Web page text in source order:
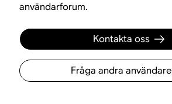
användarforum.
Kontakta oss
Fråga andra användare